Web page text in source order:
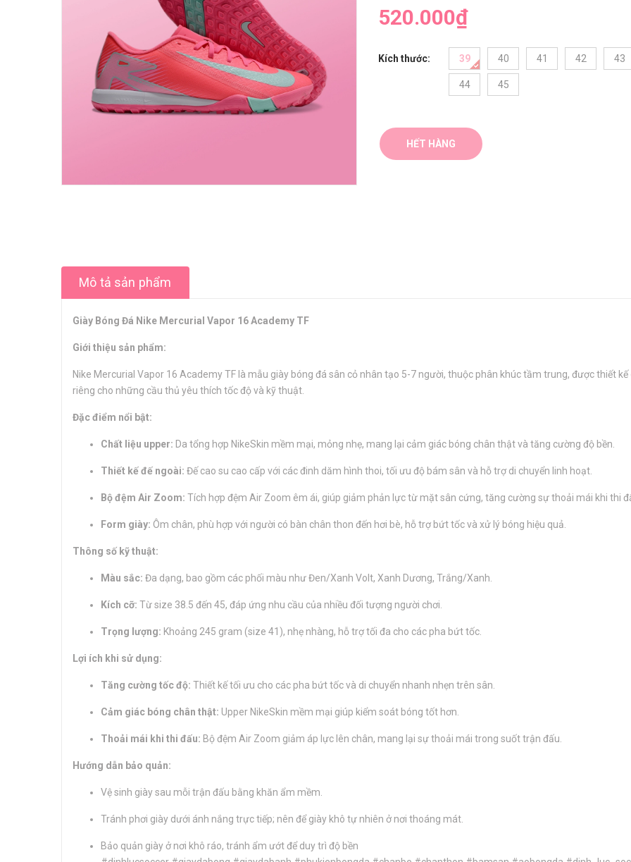
520.000₫
Kích thước: 39 40 41 42 43
44 45
HẾT HÀNG
Mô tả sản phẩm
Giày Bóng Đá Nike Mercurial Vapor 16 Academy TF
Giới thiệu sản phẩm:
Nike Mercurial Vapor 16 Academy TF là mẫu giày bóng đá sân cỏ nhân tạo 5-7 người, thuộc phân khúc tầm trung, được thiết kế
riêng cho những cầu thủ yêu thích tốc độ và kỹ thuật.
Đặc điểm nổi bật:
Chất liệu upper: Da tổng hợp NikeSkin mềm mại, mỏng nhẹ, mang lại cảm giác bóng chân thật và tăng cường độ bền.
Thiết kế đế ngoài: Đế cao su cao cấp với các đinh dăm hình thoi, tối ưu độ bám sân và hỗ trợ di chuyển linh hoạt.
Bộ đệm Air Zoom: Tích hợp đệm Air Zoom êm ái, giúp giảm phản lực từ mặt sân cứng, tăng cường sự thoải mái khi thi
Form giày: Ôm chân, phù hợp với người có bàn chân thon đến hơi bè, hỗ trợ bứt tốc và xử lý bóng hiệu quả.
Thông số kỹ thuật:
Màu sắc: Đa dạng, bao gồm các phối màu như Đen/Xanh Volt, Xanh Dương, Trắng/Xanh.
Kích cỡ: Từ size 38.5 đến 45, đáp ứng nhu cầu của nhiều đối tượng người chơi.
Trọng lượng: Khoảng 245 gram (size 41), nhẹ nhàng, hỗ trợ tối đa cho các pha bứt tốc.
Lợi ích khi sử dụng:
Tăng cường tốc độ: Thiết kế tối ưu cho các pha bứt tốc và di chuyển nhanh nhẹn trên sân.
Cảm giác bóng chân thật: Upper NikeSkin mềm mại giúp kiểm soát bóng tốt hơn.
Thoải mái khi thi đấu: Bộ đệm Air Zoom giảm áp lực lên chân, mang lại sự thoải mái trong suốt trận đấu.
Hướng dẫn bảo quản:
Vệ sinh giày sau mỗi trận đấu bằng khăn ẩm mềm.
Tránh phơi giày dưới ánh nắng trực tiếp; nên để giày khô tự nhiên ở nơi thoáng mát.
Bảo quản giày ở nơi khô ráo, tránh ẩm ướt để duy trì độ bền